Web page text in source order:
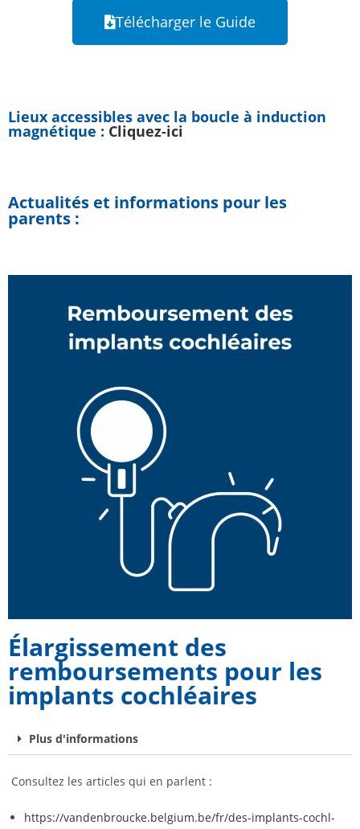
Télécharger le Guide
Lieux accessibles avec la boucle à induction
magnétique : Cliquez-ici
Actualités et informations pour les
parents :
Élargissement des
remboursements pour les
implants cochléaires
Plus d'informations
Consultez les articles qui en parlent :
https://vandenbroucke.belgium.be/fr/des-implants-cochl-